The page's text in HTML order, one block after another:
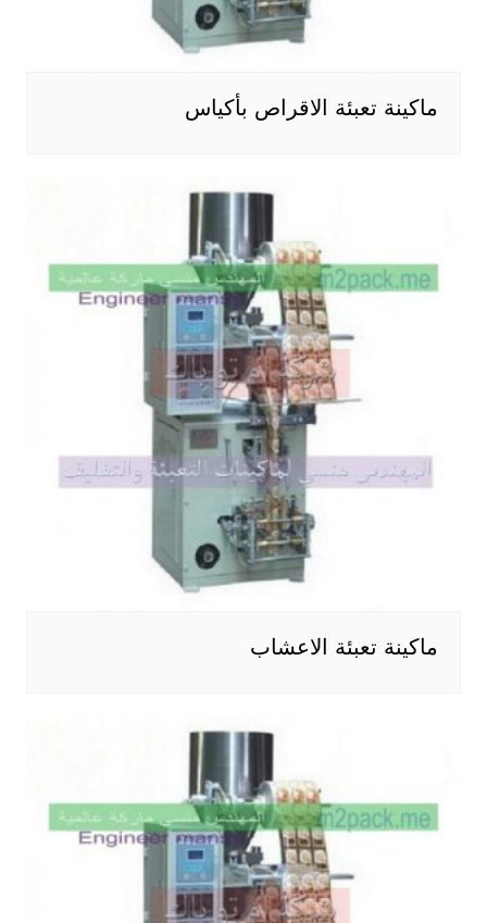
ماكينة تعبئة الاقراص بأكياس
ماكينة تعبئة الاعشاب